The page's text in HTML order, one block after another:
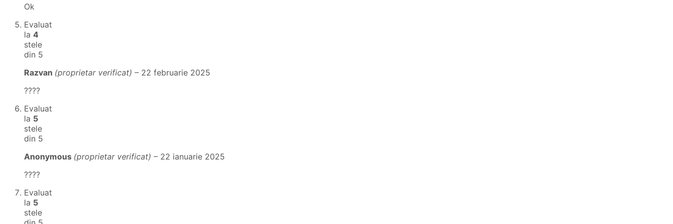
Ok
Evaluat
la 4
stele
din 5
Razvan (proprietar verificat) – 22 februarie 2025
????
Evaluat
la 5
stele
din 5
Anonymous (proprietar verificat) – 22 ianuarie 2025
????
Evaluat
la 5
stele